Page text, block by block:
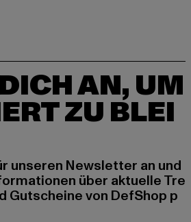
AN, UM
ZU BLEI
unseren Newsletter an und
über aktuelle Tre
Gutscheine von DefShop p